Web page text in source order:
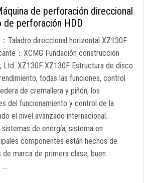
de perforación direccional
de perforación HDD
Taladro direccional horizontal XZ130F
：XCMG Fundación construcción
Ltd. XZ130F XZ130F Estructura de disco
todas las funciones, control
de cremallera y piñón, los
del funcionamiento y control de la
el nivel avanzado internacional.
de energía, sistema en
componentes están hechos de
marca de primera clase, buen
…